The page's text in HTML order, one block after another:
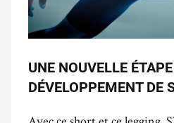
UNE NOUVELLE
DÉVELOPPEMENT DE